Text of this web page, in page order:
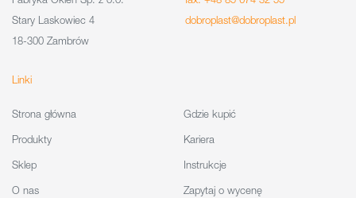
Stary Laskowiec 4
18-300 Zambrów
dobroplast@dobroplast.pl
Linki
Strona główna
Produkty
Sklep
O nas
Gdzie kupić
Kariera
Instrukcje
Zapytaj o wycenę